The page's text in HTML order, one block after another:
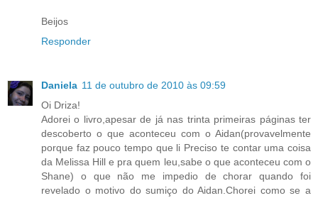
Beijos
Responder
Daniela 11 de outubro de 2010 às 09:59
Oi Driza!
Adorei o livro,apesar de já nas trinta primeiras páginas ter
descoberto o que aconteceu com o Aidan(provavelmente
porque faz pouco tempo que li Preciso te contar uma coisa
da Melissa Hill e pra quem leu,sabe o que aconteceu com o
Shane) o que não me impedio de chorar quando foi
revelado o motivo do sumiço do Aidan.Chorei como se a